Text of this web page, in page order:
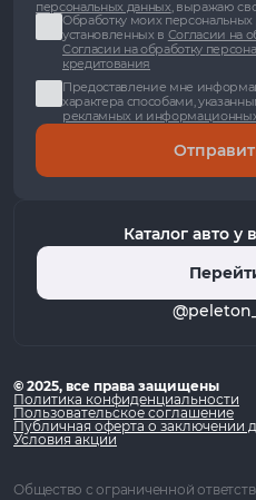
персональных данных, выражаю
Обработку моих
установленных в Согласии на
Согласии на обработку
кредитования
Предоставление мне
характера способами,
рекламных и
Каталог авто у
© 2025, все права защищены
Политика конфиденциальности
Пользовательское соглашение
Публичная оферта о заключении
Условия акции
Общество с ограниченной